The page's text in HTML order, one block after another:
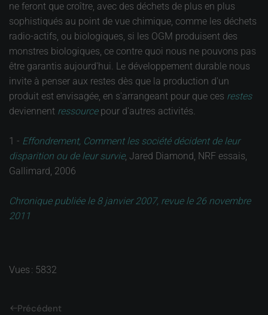
ne feront que croître, avec des déchets de plus en plus
sophistiqués au point de vue chimique, comme les déchets
radio-actifs, ou biologiques, si les OGM produisent des
monstres biologiques, ce contre quoi nous ne pouvons pas
être garantis aujourd'hui. Le développement durable nous
invite à penser aux restes dès que la production d'un
produit est envisagée, en s'arrangeant pour que ces restes
deviennent ressourcepour d'autres activités.
1 - Effondrement, Comment les société décident de leur
disparition ou de leur survie, Jared Diamond, NRF essais,
Gallimard, 2006
Chronique publiée le 8 janvier 2007, revue le 26 novembre
2011
Vues : 5832
Précédent